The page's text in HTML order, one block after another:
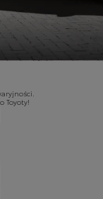
Toyoty!